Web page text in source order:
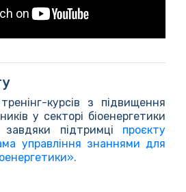
курсів з підвищення
у секторі біоенергетики
підтримці проєкту
управління знаннями для